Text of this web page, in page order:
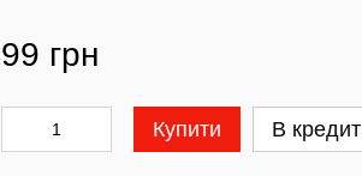
99 грн
Купити В кредит